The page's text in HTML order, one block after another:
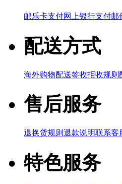
邮乐卡支付网上银行支付邮
配送方式
海外购物配送签收拒收规则
售后服务
退换货规则 退款说明联系客
特色服务